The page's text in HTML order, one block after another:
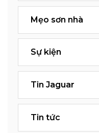
Mẹo sơn nhà
Sự kiện
Tin Jaguar
Tin tức